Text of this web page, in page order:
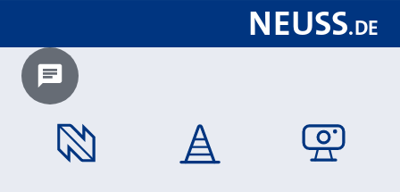
NEUSS.DE
Chatbot laden?